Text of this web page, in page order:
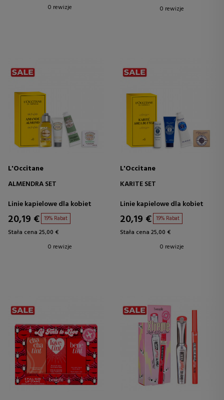
0 rewizje
0 rewizje
L'Occitane
ALMENDRA SET
Linie kapielowe dla kobiet
20,19 € 19% Rabat
Stała cena 25,00 €
0 rewizje
L'Occitane
KARITE SET
Linie kapielowe dla kobiet
20,19 € 19% Rabat
Stała cena 25,00 €
0 rewizje